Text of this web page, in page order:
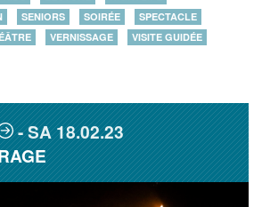
SENIORS SOIRÉE
SPECTACLE
VERNISSAGE VISITE GUIDÉE
SA18.02.23